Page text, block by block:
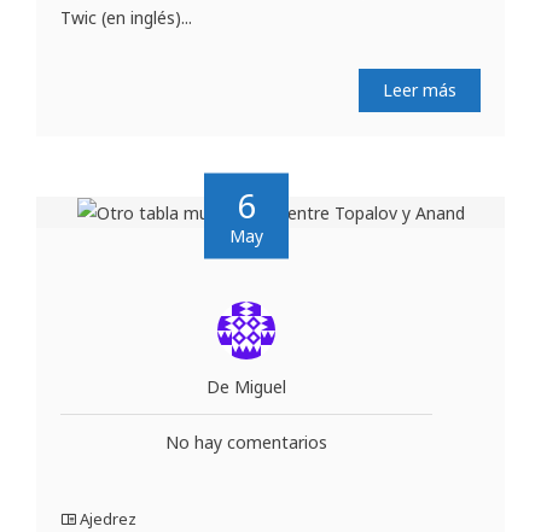
Twic (en inglés)...
Leer más
6
May
De Miguel
No hay comentarios
Ajedrez